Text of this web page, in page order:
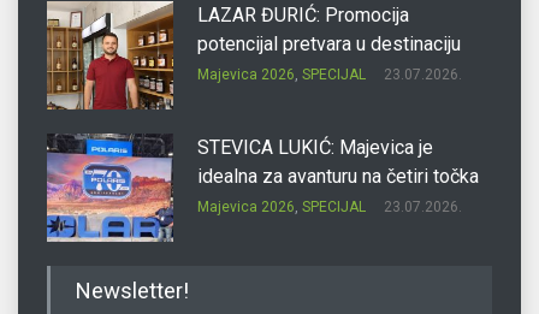
LAZAR ĐURIĆ: Promocija
potencijal pretvara u destinaciju
Majevica 2026, SPECIJAL 23.07.2026.
STEVICA LUKIĆ: Majevica je
idealna za avanturu na četiri točka
Majevica 2026, SPECIJAL 23.07.2026.
Newsletter!